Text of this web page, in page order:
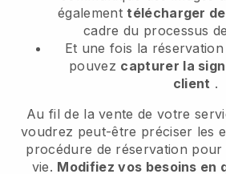
égalementtélécharger
cadre du processus
Et une fois la
pouvez capturer la
client .
Au fil de la vente de votre
voudrez peut-être préciser les
procédure de réservation pour
vie. Modifiez vos besoins en